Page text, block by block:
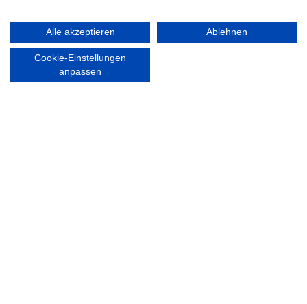
RECHTLICHES
Impressum
Datenschutzerklärung
Alle akzeptieren Ablehnen
Cookie-Einstellungen
anpassen